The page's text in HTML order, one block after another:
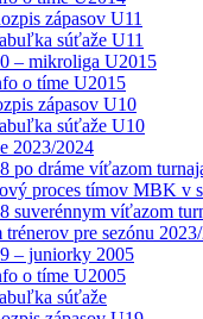
zápasov U11
súťaže U11
– mikroliga U2015
o tíme U2015
zápasov U10
súťaže U10
2023/2024
po dráme víťazom
proces tímov MBK v
suverénnym víťazom
trénerov pre sezónu
– juniorky 2005
o tíme U2005
súťaže